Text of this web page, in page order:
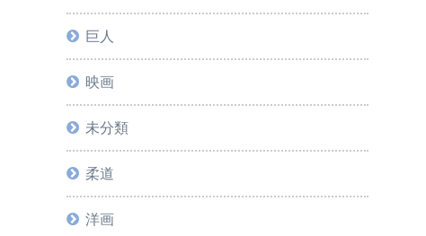
巨人
映画
未分類
柔道
洋画